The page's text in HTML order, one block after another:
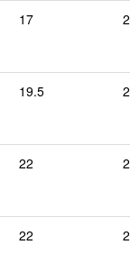
17
19.5
22
22